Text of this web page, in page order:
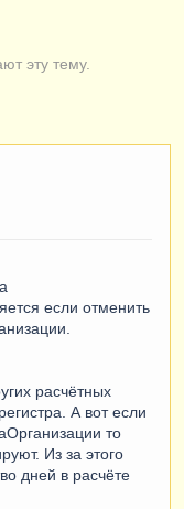
эту тему.
если отменить
расчётных
А вот если
то
Из за этого
дней в расчёте